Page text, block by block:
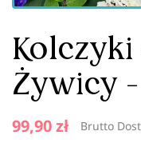
Żywicy
99,90 zł Brutto